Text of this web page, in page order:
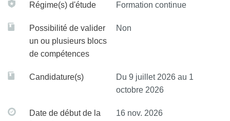
Régime(s) d'étude Formation continue
Possibilité de valider
un ou plusieurs blocs
de compétences
Non
Candidature(s)
Du 9 juillet 2026 au 1
octobre 2026
Date de début de la
16 nov. 2026